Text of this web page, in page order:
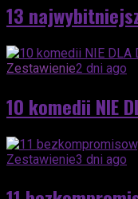
13
Zestawienie2 dni ago
10 komedii NIE
Zestawienie3 dni ago